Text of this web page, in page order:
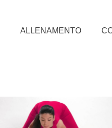
ALLENAMENTO